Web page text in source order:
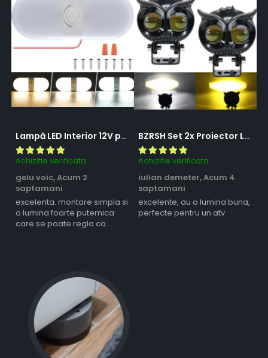
Lampă LED Interior 12V pentru Dubă, Camper și Rulotă - 180LED, 33 cm, 3 Temperaturii de Culoare, Intensitate Reglabilă, Iluminare Compartiment Marfă
Achizitie verificata
gelu voic,Acum 2
saptamani
excelenta. montare simpla si
o lumina foarte puternica
care se poate regla ca
BZRSH Set 2x Proiector LED Bufnita 50W Lupa 2 Faze Alb-Galben 12-24V Moto ATV
Achizitie verificata
iulian demeter,Acum 4
saptamani
excelente, au o lumina buna,
perfecte pentru un atv